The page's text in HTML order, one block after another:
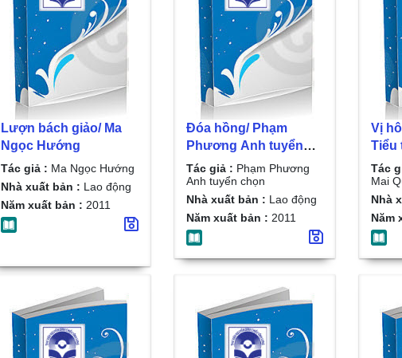
Lượn bách giảo/ Ma
Ngọc Hướng
Tác giả : Ma Ngọc Hướng
Nhà xuất bản : Lao động
Năm xuất bản : 2011
Đóa hồng/ Phạm
Phương Anh tuyển
chọn
Tác giả : Phạm Phương
Anh tuyển chọn
Nhà xuất bản : Lao động
Năm xuất bản : 2011
Vị
Tiểu
Anh
Tác
Mai
Nhà
Năm